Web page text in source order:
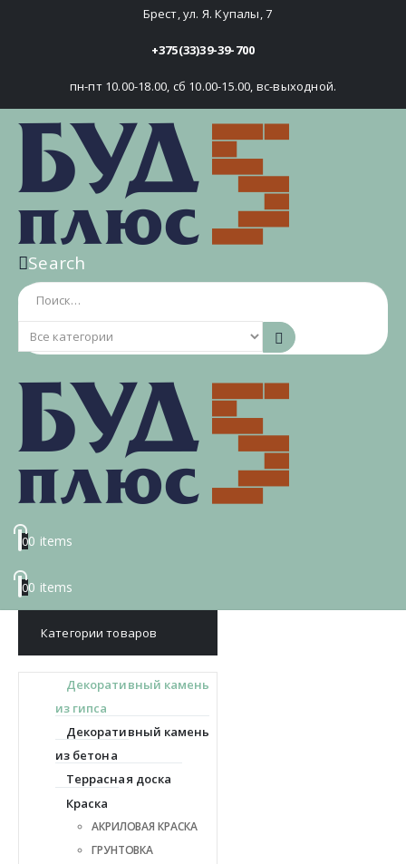
Брест, ул. Я. Купалы, 7
+375(33)39-39-700
пн-пт 10.00-18.00, сб 10.00-15.00, вс-выходной.
Search
00 items
00 items
Категории товаров
Декоративный камень
из гипса
Декоративный камень
из бетона
Террасная доска
Краска
АКРИЛОВАЯ КРАСКА
ГРУНТОВКА